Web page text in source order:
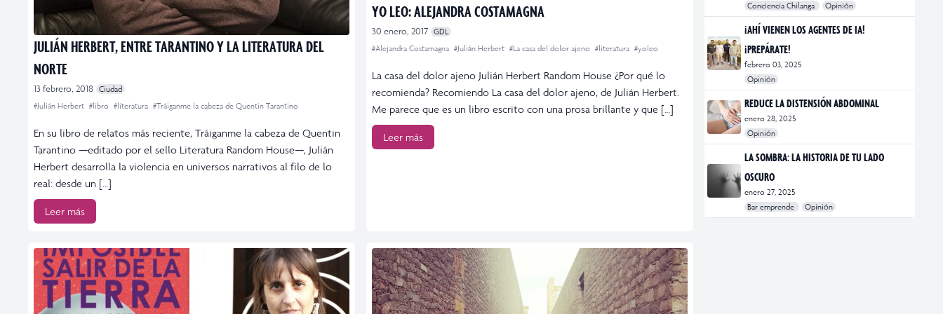
JULIÁN HERBERT, ENTRE TARANTINO Y LA LITERATURA DEL
NORTE
13 febrero, 2018 Ciudad
#Julián Herbert #libro #literatura #Tráiganme la cabeza de Quentin Tarantino
En su libro de relatos más reciente, Tráiganme la cabeza de Quentin
Tarantino —editado por el sello Literatura Random House—, Julián
Herbert desarrolla la violencia en universos narrativos al filo de lo
real: desde un […]
Leer más
YO LEO: ALEJANDRA COSTAMAGNA
30 enero, 2017 GDL
#Alejandra Costamagna #Julián Herbert #La casa del dolor ajeno #literatura #yoleo
La casa del dolor ajeno Julián Herbert Random House ¿Por qué lo
recomienda? Recomiendo La casa del dolor ajeno, de Julián Herbert.
Me parece que es un libro escrito con una prosa brillante y que […]
Leer más
Conciencia Chilanga Opinión
#bienestar
#Opinión
#Principal
¡AHÍ VIENEN LOS AGENTES DE IA!
¡PREPÁRATE!
febrero 03, 2025
Opinión
#Bar Emprende
#Opinión
#Principal
REDUCE LA DISTENSIÓN ABDOMINAL
enero 28, 2025
Opinión
#bienestar
#Opinión
#Principal
#Salud
LA SOMBRA: LA HISTORIA DE TU LADO
OSCURO
enero 27, 2025
Bar emprende
Opinión
#Bar Emprende
#CDMX
#marketing